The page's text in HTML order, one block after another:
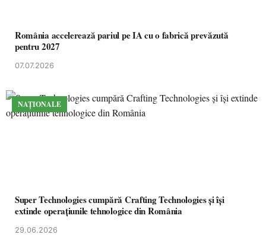
România accelerează pariul pe IA cu o fabrică prevăzută
pentru 2027
07.07.2026
NAȚIONALE
Super Technologies cumpără Crafting Technologies și își
extinde operațiunile tehnologice din România
29.06.2026